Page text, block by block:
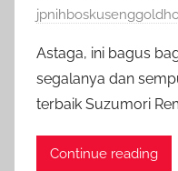
Astaga, ini bagus
segalanya dan
terbaik Suzumori
Continue reading